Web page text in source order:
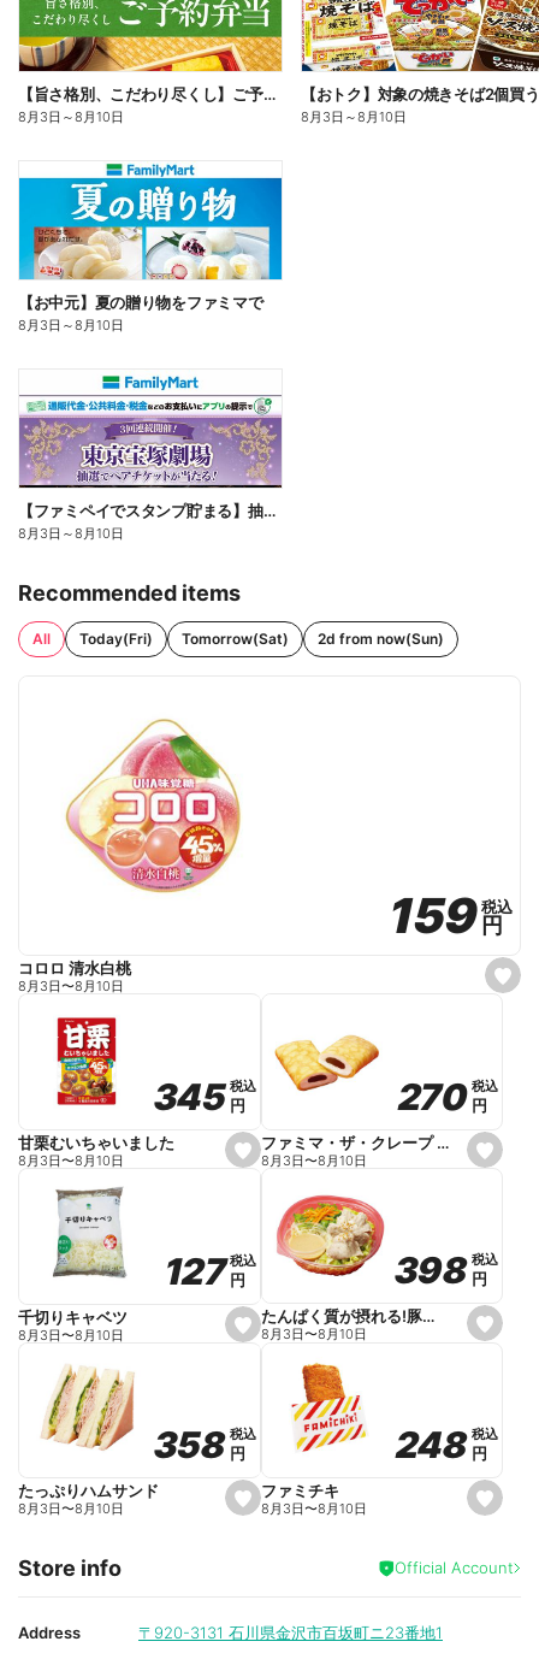
【旨さ格別、こだわり尽くし】ご予約弁当
8月3日 ～8月10日 8月3日 ～8月10日
【お中元】夏の贈り物をファミマで
8月3日 ～8月10日
【ファミペイでスタンプ貯まる】抽選でペアチケットが当たる!
8月3日 ～8月10日
Recommended items
All Today(Fri) Tomorrow(Sat) 2d from now(Sun)
s
e
159
159税込
税込
円
円
コロロ 清水白桃
8月3日〜8月10日
s
e
o
r
i
e
345
345税込
税込
円
円
甘栗むいちゃいました
8月3日〜8月10日
s
e
o
r
i
e
270
270 税込
税込
円
円
ファミマ・ザ・クレープ 生チョコ
8月3日〜8月10日
s
e
o
r
i
e
127
127税込
税込
円
円
千切りキャベツ
8月3日〜8月10日
s
e
o
r
i
e
398
398 税込
税込
円
円
たんぱく質が摂れる!豚しゃぶのパスタサラダ
8月3日〜8月10日
s
e
i
t
358
358税込
税込
円
円
たっぷりハムサンド
8月3日〜8月10日
s
e
a
248
248 税込
税込
円
円
ファミチキ
8月3日〜8月10日
Store info Official Account
Address 〒920-3131 石川県金沢市百坂町ニ23番地1